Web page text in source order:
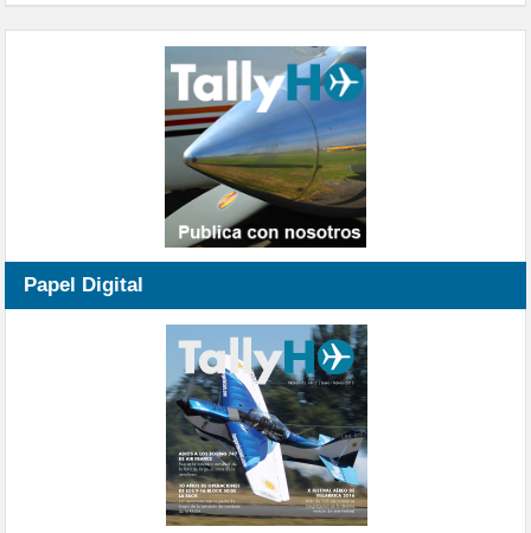
Papel Digital